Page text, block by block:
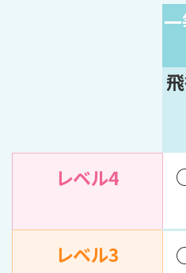
レベル4
レベル3